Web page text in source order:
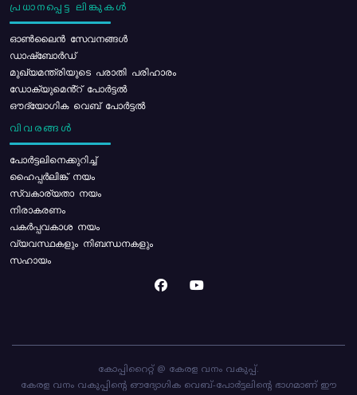
പ്രധാനപ്പെട്ട ലിങ്കുകൾ
ഓൺലൈൻ സേവനങ്ങൾ
ഡാഷ്ബോർഡ്
മുഖ്യമന്ത്രിയുടെ പരാതി പരിഹാരം
ഡോക്യുമെൻ്റ് പോർട്ടൽ
ഔദ്യോഗിക വെബ് പോർട്ടൽ
വിവരങ്ങൾ
പോര്‍ട്ടലിനെക്കുറിച്ച്
ഹൈപ്പർലിങ്ക് നയം
സ്വകാര്യതാ നയം
നിരാകരണം
പകർപ്പവകാശ നയം
വ്യവസ്ഥകളും നിബന്ധനകളും
സഹായം
കോപ്പിറൈറ്റ് @ കേരള വനം വകുപ്പ്.
കേരള വനം വകുപ്പിന്റെ ഔദ്യോഗിക വെബ്-പോർട്ടലിന്റെ ഭാഗമാണ് ഈ